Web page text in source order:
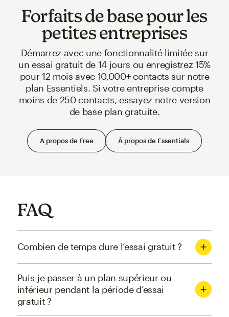
Forfaits de base pour les
petites entreprises
Démarrez avec une fonctionnalité limitée sur
un essai gratuit de 14 jours ou enregistrez 15%
pour 12 mois avec 10,000+ contacts sur notre
plan Essentiels. Si votre entreprise compte
moins de 250 contacts, essayez notre version
de base plan gratuite.
A propos de Free À propos de Essentials
FAQ
Combien de temps dure l’essai gratuit ?
Puis-je passer à un plan supérieur ou
inférieur pendant la période d’essai
gratuit ?